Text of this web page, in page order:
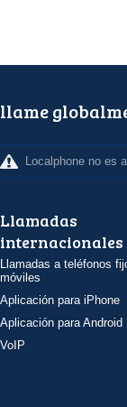
llame
Localphone no es
Llamadas
internacionales
Llamadas a teléfonos
móviles
Aplicación para iPhone
Aplicación para Android
VoIP